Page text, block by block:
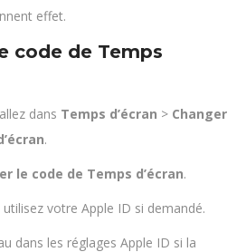
effet.
code de Temps
dans Temps d’écran > Changer
.
le code de Temps d’écran.
votre Apple ID si demandé.
dans les réglages Apple ID si la